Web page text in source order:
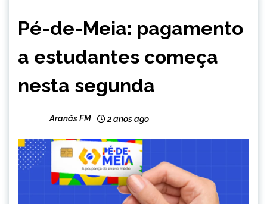
NOTÍCIAS
Pé-de-Meia: pagamento
a estudantes começa
nesta segunda
Aranãs FM 2 anos ago